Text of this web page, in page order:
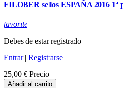
FILOBER sellos ESPAÑA 2016 1ª
favorite
Debes de estar registrado
Entrar| Registrarse
25,00 € Precio
Añadir al carrito